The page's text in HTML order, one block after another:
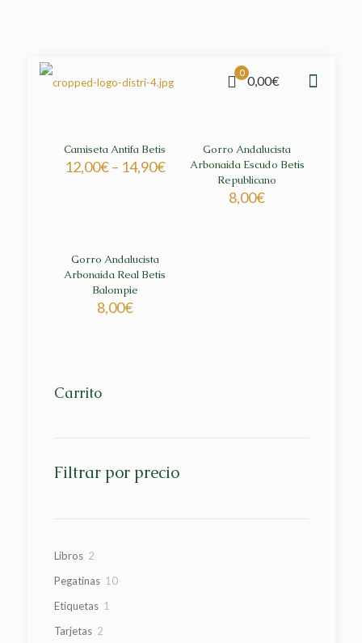
0
0,00€
Camiseta Antifa Betis
12,00€– 14,90€
Gorro Andalucista
Arbonaida Escudo Betis
Republicano
8,00€
Gorro Andalucista
Arbonaida Real Betis
Balompie
8,00€
Carrito
Filtrar por precio
Libros 22
Pegatinas 1010
Etiquetas 1
Tarjetas 22